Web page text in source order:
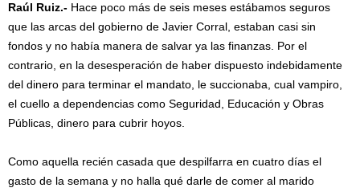
Raúl Ruiz.- Hace poco más de seis meses estábamos seguros
que las arcas del gobierno de Javier Corral, estaban casi sin
fondos y no había manera de salvar ya las finanzas. Por el
contrario, en la desesperación de haber dispuesto indebidamente
del dinero para terminar el mandato, le succionaba, cual vampiro,
el cuello a dependencias como Seguridad, Educación y Obras
Públicas, dinero para cubrir hoyos.
Como aquella recién casada que despilfarra en cuatro días el
gasto de la semana y no halla qué darle de comer al marido